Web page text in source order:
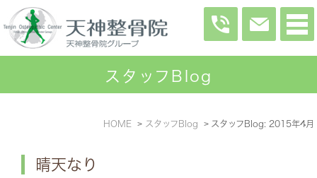
スタッフBlog
HOME スタッフBlog スタッフBlog: 2015年4月
晴天なり